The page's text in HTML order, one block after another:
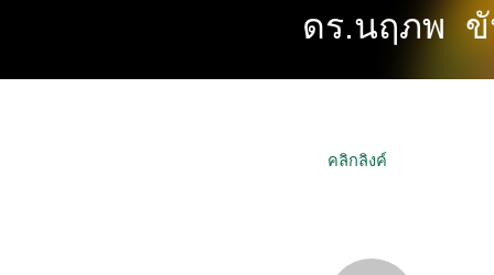
ดร.นฤภพ ขั
คลิกลิงค์